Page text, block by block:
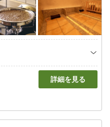
詳細を見る